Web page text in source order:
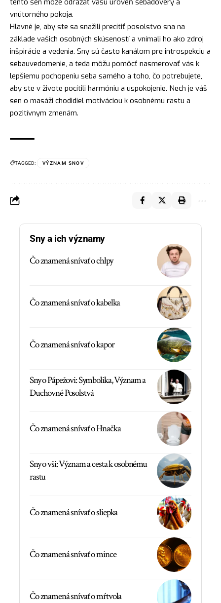
vnútorného pokoja.
Hlavné je, aby ste sa snažili precítiť posolstvo sna na
základe vašich osobných skúseností a vnímali ho ako zdroj
inšpirácie a vedenia. Sny sú často kanálom pre introspekciu a
sebauvedomenie, a teda môžu pomôcť nasmerovať vás k
lepšiemu pochopeniu seba samého a toho, čo potrebujete,
aby ste v živote pocítili harmóniu a uspokojenie. Nech je váš
sen o masáži chodidiel motiváciou k osobnému rastu a
pozitívnym zmenám.
TAGGED: VÝZNAM SNOV
Sny a ich významy
Čo znamená snívať o chlpy
Čo znamená snívať o kabelka
Čo znamená snívať o kapor
Sny o Pápežovi: Symbolika, Význam a
Duchovné Posolstvá
Čo znamená snívať o Hnačka
Sny o vši: Význam a cesta k osobnému
rastu
Čo znamená snívať o sliepka
Čo znamená snívať o mince
Čo znamená snívať o mŕtvola